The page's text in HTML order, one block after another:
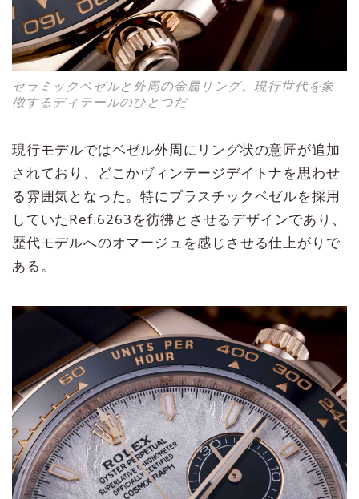
セラミックベゼルと外周の金属リング。現行世代を象
徴するディテールのひとつだ
現行モデルではベゼル外周にリング状の意匠が追加
されており、どこかヴィンテージデイトナを思わせ
る雰囲気となった。特にプラスチックベゼルを採用
していたRef.6263を彷彿とさせるデザインであり、
歴代モデルへのオマージュを感じさせる仕上がりで
ある。